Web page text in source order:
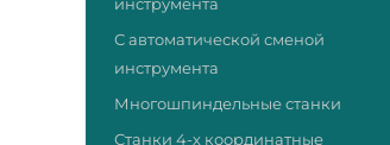
С автоматической сменой
инструмента
Многошпиндельные станки
Станки 4-х координатные